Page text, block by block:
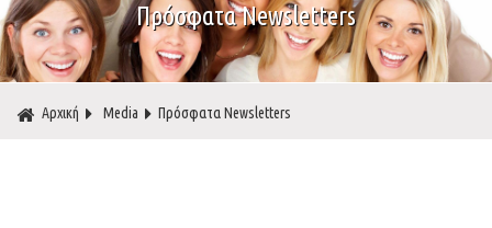
Πρόσφατα Newsletters
Αρχική Media Πρόσφατα Newsletters